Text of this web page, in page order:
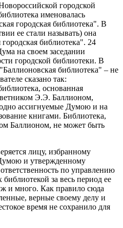
городской
именовалась
городская библиотека". В
ее стали называть) она
библиотека". 24
на своем заседании
городской библиотеки. В
библиотека" – не
сказано так:
основанная
Э.Э. Баллионом,
ассигнуемые Думою и на
книгами. Библиотека,
Баллионом, не может быть
лицу, избранному
и утвержденному
по управлению
за весь период ее
и много. Как правило сюда
верные своему делу и
время не сохранило для